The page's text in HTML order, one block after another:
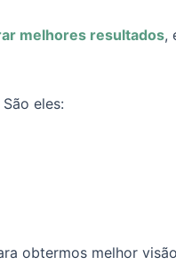
melhores resultados,
eles:
obtermos melhor